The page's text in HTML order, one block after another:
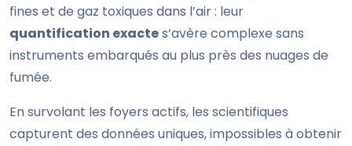
fines et de gaz toxiques dans l’air : leur
quantification exactes’avère complexe sans
instruments embarqués au plus près des nuages de
fumée.
En survolant les foyers actifs, les scientifiques
capturent des données uniques, impossibles à obtenir